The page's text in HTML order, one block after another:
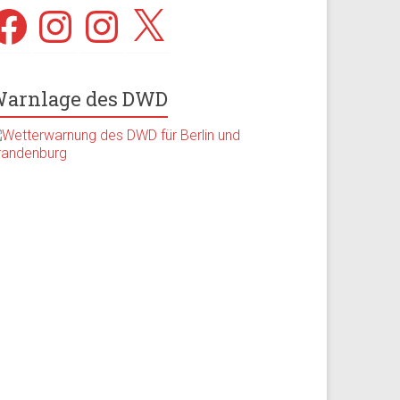
InstagramInstagram
X
des DWD